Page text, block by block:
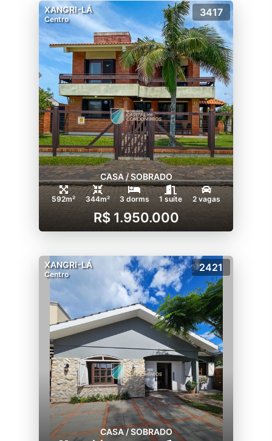
XANGRI-LÁ
Centro
3417
CASA / SOBRADO
592m² 344m² 3 dorms 1 suíte 2 vagas
R$ 1.950.000
XANGRI-LÁ
Centro
2421
CASA / SOBRADO